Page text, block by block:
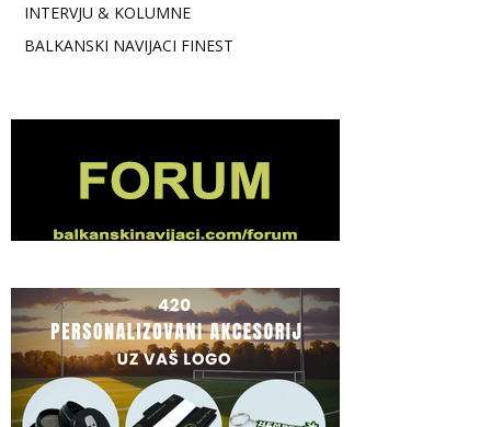
INTERVJU & KOLUMNE
BALKANSKI NAVIJACI FINEST